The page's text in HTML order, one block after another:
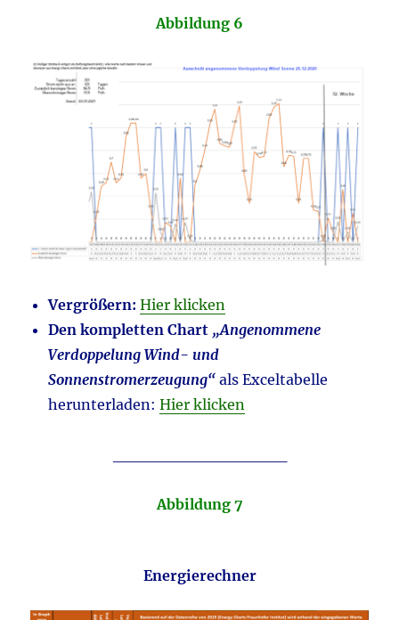
Abbildung 6
Vergrößern: Hier klicken
Den kompletten Chart „Angenommene
Verdoppelung Wind- und
Sonnenstromerzeugung“ als Exceltabelle
herunterladen:Hier klicken
Abbildung 7
Energierechner